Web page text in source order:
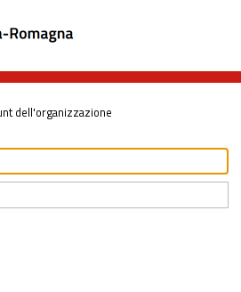
dell'organizzazione